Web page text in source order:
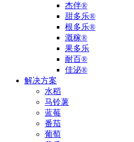
杰伴®
甜多乐®
根多乐®
溉稼®
果多乐
耐百®
佳泌®
解决方案
水稻
马铃薯
蓝莓
番茄
葡萄